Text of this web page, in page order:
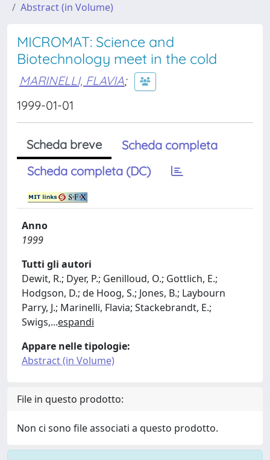
Abstract (in Volume)
MICROMAT: Science and
Biotechnology meet in the cold
MARINELLI, FLAVIA;
1999-01-01
Scheda breve
Scheda completa
Scheda completa (DC)
Anno
1999
Tutti gli autori
Dewit, R.; Dyer, P.; Genilloud, O.; Gottlich, E.;
Hodgson, D.; de Hoog, S.; Jones, B.; Laybourn
Parry, J.; Marinelli, Flavia; Stackebrandt, E.;
Swigs,...espandi
Appare nelle tipologie:
Abstract (in Volume)
File in questo prodotto:
Non ci sono file associati a questo prodotto.